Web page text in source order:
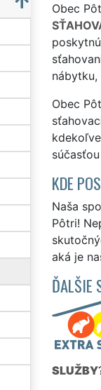
Obec
Obec
KDE
Naša
Pôtri!
aká je
ĎALŠIE
SLUŽBY